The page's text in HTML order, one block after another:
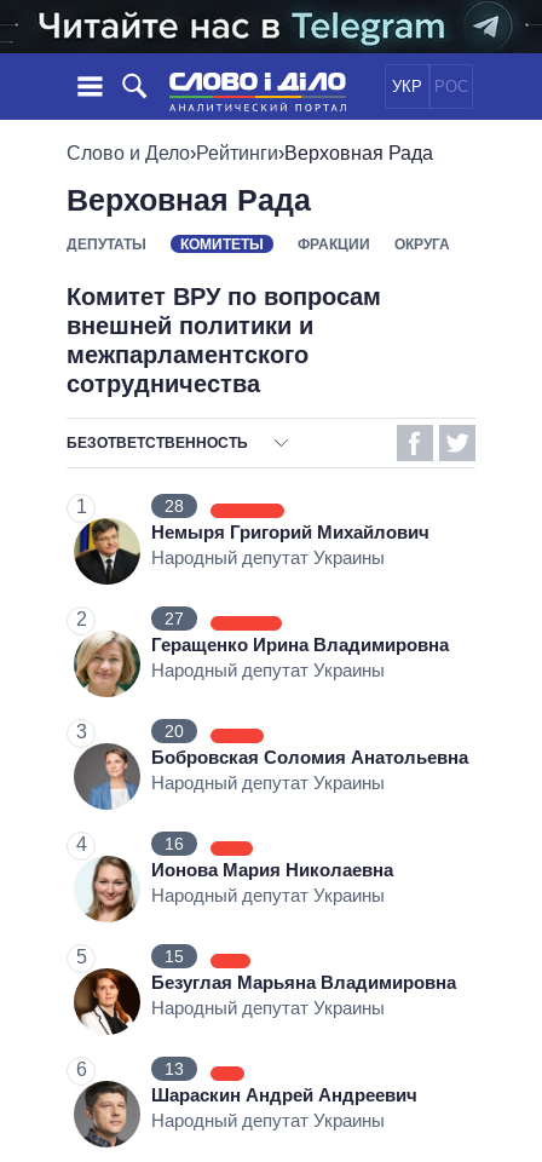
УКР РОС
НОВОСТИ
ЛЕНТА
СОБЫТИЯ
МНЕНИЯ
ОБЗОРЫ
ДАЙДЖЕСТЫ
ПОЛИТИКА
ЭКОНОМИКА
МИР
ОБЕЩАНИЯ
ПОЛИТИКИ
ВСЕ ПОЛИТИКИ
ПРЕЗИДЕНТ И ОФИС
ВЕРХОВНАЯ РАДА
КАБИНЕТ МИНИСТРОВ
ГЛАВЫ ОБЛАДМИНИСТРАЦИЙ
ВСЕ ПЕРСОНЫ
ИНФОГРАФИКА
ВИДЕО
ПОДДЕРЖАТЬ
СРАВНЕНИЕ ПОЛИТИКОВ
Слово и Дело›Рейтинги›Верховная Рада
Верховная Рада
ДЕПУТАТЫ КОМИТЕТЫ ФРАКЦИИ ОКРУГА
Комитет ВРУ по вопросам
внешней политики и
межпарламентского
сотрудничества
БЕЗОТВЕТСТВЕННОСТЬ
БЕЗОТВЕТСТВЕННОСТЬ
ВЫПОЛНЕННЫЕ ОБЕЩАНИЯ
ОБЕЩАНИЯ В ПРОЦЕССЕ
КОЛИЧЕСТВО ОБЕЩАНИЙ
1 28
Немыря Григорий Михайлович
Народный депутат Украины
2 27
Геращенко Ирина Владимировна
Народный депутат Украины
3 20
Бобровская Соломия Анатольевна
Народный депутат Украины
4 16
Ионова Мария Николаевна
Народный депутат Украины
5 15
Безуглая Марьяна Владимировна
Народный депутат Украины
6 13
Шараскин Андрей Андреевич
Народный депутат Украины